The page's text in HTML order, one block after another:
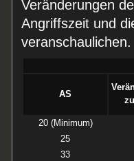
Veränderungen
Angriffszeit und
veranschaulichen.
AS
20 (Minimum)
25
33